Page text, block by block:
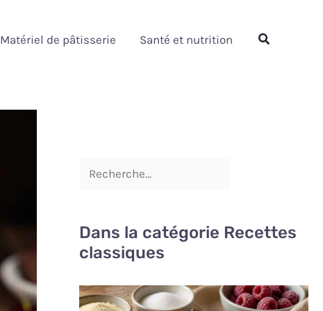
Matériel de pâtisserie Santé et nutrition Rechercher
Dans la catégorie Recettes
classiques